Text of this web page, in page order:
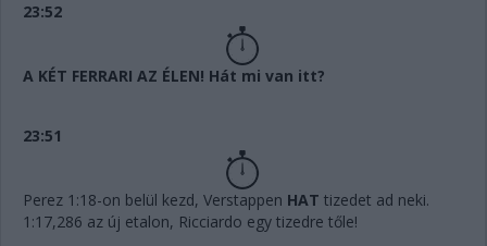
23:52
A KÉT FERRARI AZ ÉLEN! Hát mi van itt?
23:51
Perez 1:18-on belül kezd, Verstappen HAT tizedet ad neki.
1:17,286 az új etalon, Ricciardo egy tizedre tőle!